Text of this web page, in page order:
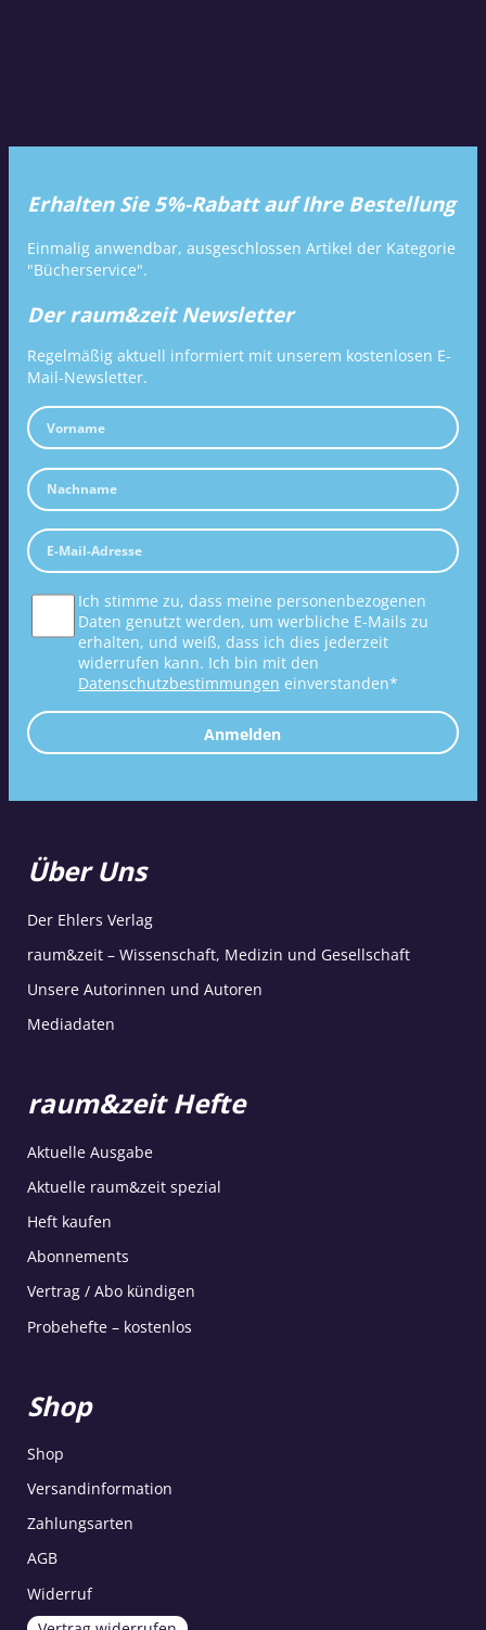
Erhalten Sie 5%-Rabatt auf Ihre Bestellung
Einmalig anwendbar, ausgeschlossen Artikel der Kategorie
"Bücherservice".
Der raum&zeit Newsletter
Regelmäßig aktuell informiert mit unserem kostenlosen E-
Mail-Newsletter.
Ich stimme zu, dass meine personenbezogenen
Daten genutzt werden, um werbliche E-Mails zu
erhalten, und weiß, dass ich dies jederzeit
widerrufen kann. Ich bin mit den
Datenschutzbestimmungen einverstanden*
Anmelden
Über Uns
Der Ehlers Verlag
raum&zeit – Wissenschaft, Medizin und Gesellschaft
Unsere Autorinnen und Autoren
Mediadaten
raum&zeit Hefte
Aktuelle Ausgabe
Aktuelle raum&zeit spezial
Heft kaufen
Abonnements
Vertrag / Abo kündigen
Probehefte – kostenlos
Shop
Shop
Versandinformation
Zahlungsarten
AGB
Widerruf